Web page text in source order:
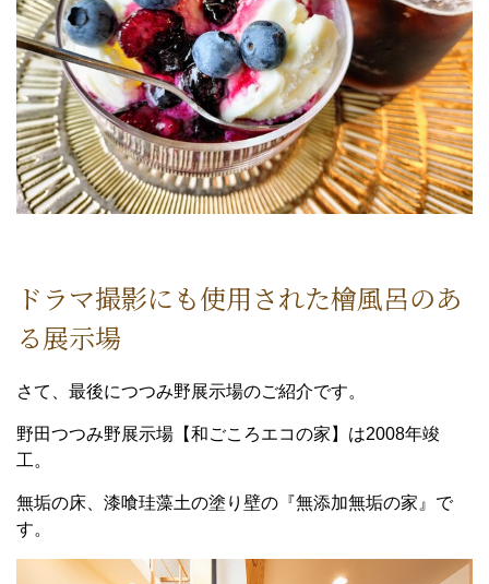
ドラマ撮影にも使用された檜風呂のあ
る展示場
さて、最後につつみ野展示場のご紹介です。
野田つつみ野展示場【和ごころエコの家】は2008年竣
工。
無垢の床、漆喰珪藻土の塗り壁の『無添加無垢の家』で
す。